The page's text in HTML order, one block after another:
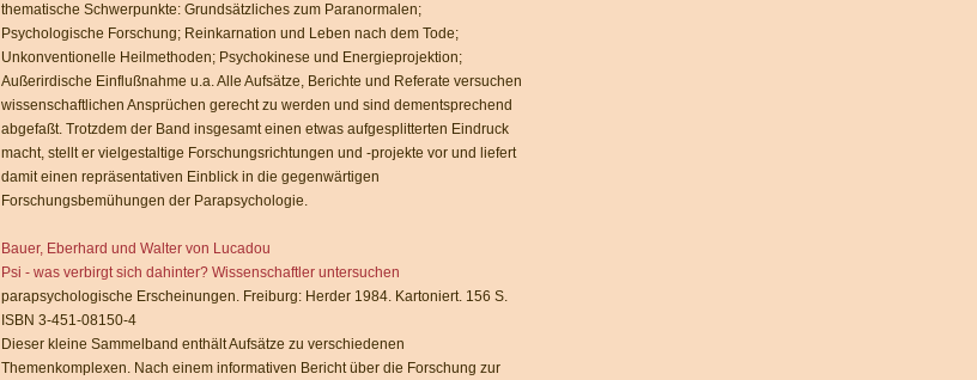
thematische Schwerpunkte: Grundsätzliches zum Paranormalen;
Psychologische Forschung; Reinkarnation und Leben nach dem Tode;
Unkonventionelle Heilmethoden; Psychokinese und Energieprojektion;
Außerirdische Einflußnahme u.a. Alle Aufsätze, Berichte und Referate versuchen
wissenschaftlichen Ansprüchen gerecht zu werden und sind dementsprechend
abgefaßt. Trotzdem der Band insgesamt einen etwas aufgesplitterten Eindruck
macht, stellt er vielgestaltige Forschungsrichtungen und -projekte vor und liefert
damit einen repräsentativen Einblick in die gegenwärtigen
Forschungsbemühungen der Parapsychologie.
Bauer, Eberhard und Walter von Lucadou
Psi - was verbirgt sich dahinter? Wissenschaftler untersuchen
parapsychologische Erscheinungen. Freiburg: Herder 1984. Kartoniert. 156 S.
ISBN 3-451-08150-4
Dieser kleine Sammelband enthält Aufsätze zu verschiedenen
Themenkomplexen. Nach einem informativen Bericht über die Forschung zur